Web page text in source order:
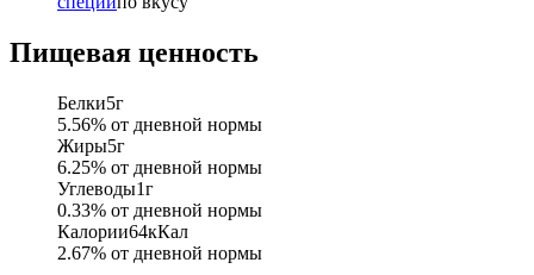
Пищевая ценность
Белки5г
5.56% от дневной нормы
Жиры5г
6.25% от дневной нормы
Углеводы1г
0.33% от дневной нормы
Калории64кКал
2.67% от дневной нормы